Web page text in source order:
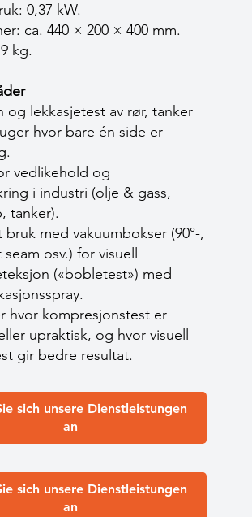
0,37 kW.
ca. 440 × 200 × 400 mm.
kg.
og lekkasjetest av rør, tanker
hvor bare én side er
vedlikehold og
i industri (olje & gass,
tanker).
bruk med vakuumbokser (90°-,
osv.) for visuell
(«bobletest») med
hvor kompresjonstest er
upraktisk, og hvor visuell
gir bedre resultat.
sich unsere Dienstleistungen
an
sich unsere Dienstleistungen
an